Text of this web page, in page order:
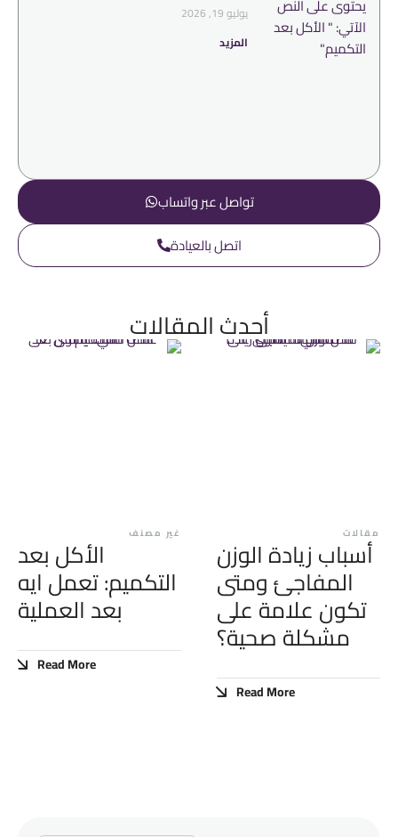
يوليو 19, 2026
المزيد
تواصل عبر واتساب
اتصل بالعيادة
أحدث المقالات
مقالات
أسباب زيادة الوزن
المفاجئ ومتى
تكون علامة على
مشكلة صحية؟
Read More
غير مصنف
الأكل بعد
التكميم: تعمل ايه
بعد العملية
Read More